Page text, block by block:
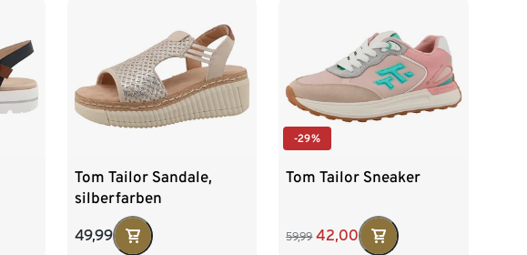
Tom Tailor Sandale,
silberfarben
49,99
-29%
Tom Tailor Sneaker
59,99 42,00